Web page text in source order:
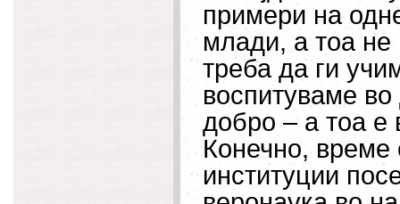
примери на
млади, а тоа не
треба да ги
воспитуваме
добро – а тоа е
Конечно, време
институции